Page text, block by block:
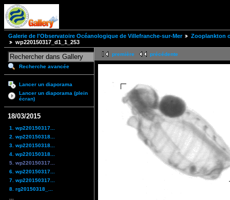
Galerie de l'Observatoire Océanologique de Villefranche-sur-Mer
Zooplankton
wp220150317_d1_1_253
Recherche avancée
Lancer un diaporama
Lancer un diaporama (plein
écran)
18/03/2015
1. wp220150317...
2. wp220150318...
3. wp220150318...
4. wp220150318...
5. wp220150317...
6. wp220150317...
7. wp220150317...
8. rg20150318_...
première précédente